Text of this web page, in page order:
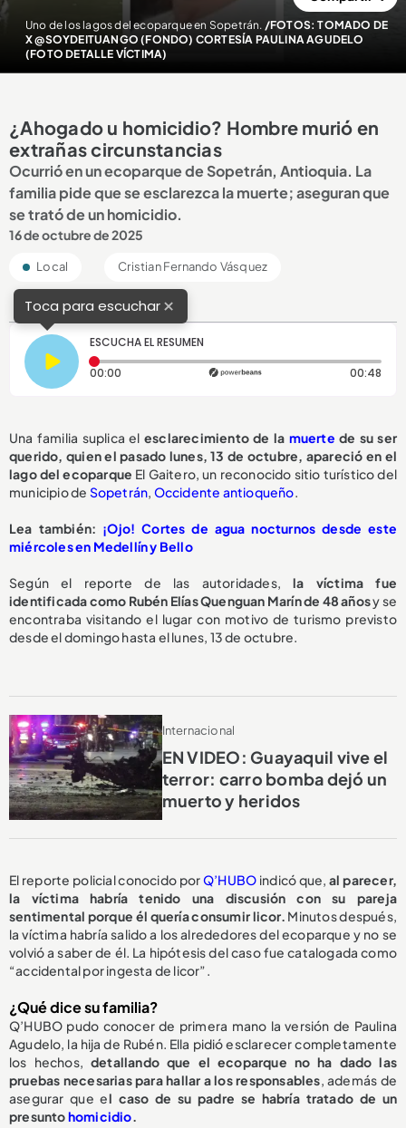
Uno de los lagos del ecoparque en Sopetrán. /FOTOS: TOMADO DE
X @SOYDEITUANGO (FONDO) CORTESÍA PAULINA AGUDELO
(FOTO DETALLE VÍCTIMA)
¿Ahogado u homicidio? Hombre murió en
extrañas circunstancias
Ocurrió en un ecoparque de Sopetrán, Antioquia. La
familia pide que se esclarezca la muerte; aseguran que
se trató de un homicidio.
16 de octubre de 2025
Local Cristian Fernando Vásquez
Toca para escuchar×
ESCUCHA EL RESUMEN
00:00 Tiempo transcurrido: 0 segundos 00:48
Una familia suplica el esclarecimiento de la muerte de su ser
querido, quien el pasado lunes, 13 de octubre, apareció en el
lago del ecoparque El Gaitero, un reconocido sitio turístico del
municipio de Sopetrán, Occidente antioqueño.
Lea también: ¡Ojo! Cortes de agua nocturnos desde este
miércoles en Medellín y Bello
Según el reporte de las autoridades,la víctima fue
identificada como Rubén Elías Quenguan Marín de 48 añosy se
encontraba visitando el lugar con motivo de turismo previsto
desde el domingo hasta el lunes, 13 de octubre.
Internacional
EN VIDEO: Guayaquil vive el
terror: carro bomba dejó un
muerto y heridos
El reporte policial conocido porQ’HUBO indicó que,al parecer,
la víctima habría tenido una discusión con su pareja
sentimental porque él quería consumir licor. Minutos después,
la víctima habría salido a los alrededores del ecoparque y no se
volvió a saber de él. La hipótesis del caso fue catalogada como
“accidental por ingesta de licor”.
¿Qué dice su familia?
Q’HUBO pudo conocer de primera mano la versión de Paulina
Agudelo, la hija de Rubén. Ella pidió esclarecer completamente
los hechos, detallando que el ecoparque no ha dado las
pruebas necesarias para hallar a los responsables, además de
asegurar que el caso de su padre se habría tratado de un
presuntohomicidio.